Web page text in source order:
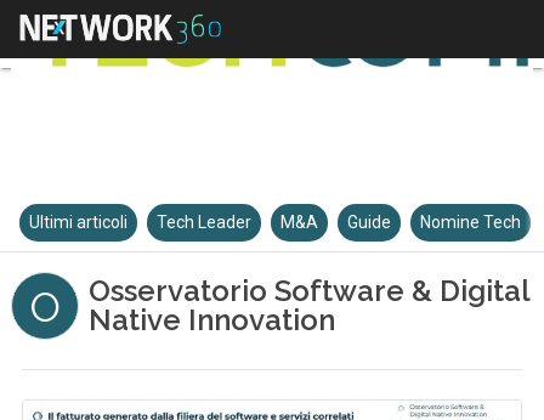
Ultimi articoli Tech Leader M&A Guide Nomine Tech
O
Osservatorio Software & Digital
Native Innovation